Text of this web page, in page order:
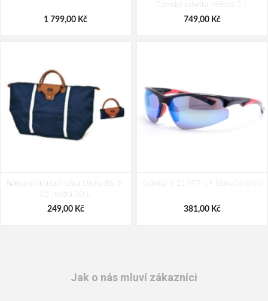
239,00 Kč
1 799,00 Kč
Dámská kabelka béžová 2 L
749,00 Kč
Nákupní skládací taška Dielle BS-3-
05 modrá 30 L
249,00 Kč
Granite 5 21747-19 Sluneční brýle
381,00 Kč
Jak o nás mluví zákazníci